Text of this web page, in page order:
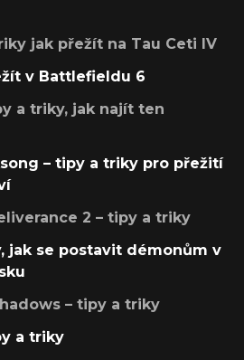
jak přežít na Tau Ceti IV
v Battlefieldu 6
a triky, jak najít ten
– tipy a triky pro přežití
2 – tipy a triky
jak se postavit démonům v
– tipy a triky
a triky